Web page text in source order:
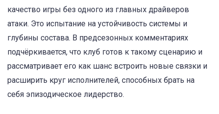
качество игры без одного из главных драйверов
атаки. Это испытание на устойчивость системы и
глубины состава. В предсезонных комментариях
подчёркивается, что клуб готов к такому сценарию и
рассматривает его как шанс встроить новые связки и
расширить круг исполнителей, способных брать на
себя эпизодическое лидерство.